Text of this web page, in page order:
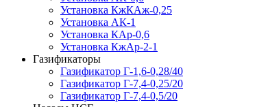
Установка КжКАж-0,25
Установка АК-1
Установка КАр-0,6
Установка КжАр-2-1
Газификаторы
Газификатор Г-1,6-0,28/40
Газификатор Г-7,4-0,25/20
Газификатор Г-7,4-0,5/20